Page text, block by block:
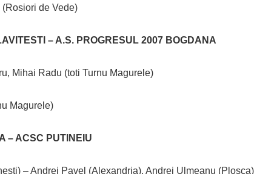
de Vede)
– A.S. PROGRESUL 2007 BOGDANA
Mihai Radu (toti Turnu Magurele)
Magurele)
– ACSC PUTINEIU
– Andrei Pavel (Alexandria), Andrei Ulmeanu (Plosca)